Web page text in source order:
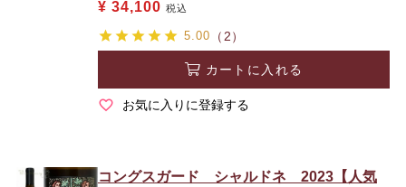
¥ 34,100 税込
5.00 （2）
カートに入れる
お気に入りに登録する
コングスガード シャルドネ 2023【人気